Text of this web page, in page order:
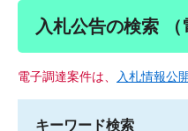
入札公告の検索 （
電子調達案件は、 入札情報公
キーワード検索